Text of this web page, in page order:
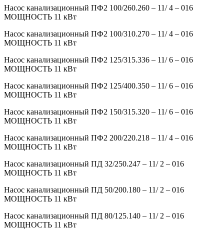
Насос канализационный ПФ2 100/260.260 – 11/ 4 – 016
МОЩНОСТЬ 11 кВт
Насос канализационный ПФ2 100/310.270 – 11/ 4 – 016
МОЩНОСТЬ 11 кВт
Насос канализационный ПФ2 125/315.336 – 11/ 6 – 016
МОЩНОСТЬ 11 кВт
Насос канализационный ПФ2 125/400.350 – 11/ 6 – 016
МОЩНОСТЬ 11 кВт
Насос канализационный ПФ2 150/315.320 – 11/ 6 – 016
МОЩНОСТЬ 11 кВт
Насос канализационный ПФ2 200/220.218 – 11/ 4 – 016
МОЩНОСТЬ 11 кВт
Насос канализационный ПД 32/250.247 – 11/ 2 – 016
МОЩНОСТЬ 11 кВт
Насос канализационный ПД 50/200.180 – 11/ 2 – 016
МОЩНОСТЬ 11 кВт
Насос канализационный ПД 80/125.140 – 11/ 2 – 016
МОЩНОСТЬ 11 кВт